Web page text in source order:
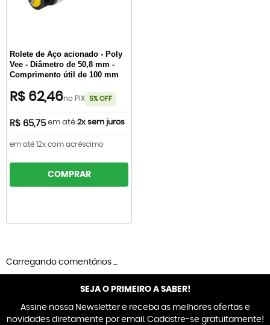
Rolete de Aço acionado - Poly
Vee - Diâmetro de 50,8 mm -
Comprimento útil de 100 mm
R$ 62,46no PIX 5% OFF
R$ 65,75 em até 2x sem juros
em até 12x com acréscimo
COMPRAR
Carregando comentários ...
SEJA O PRIMEIRO A SABER!
Assine nossa Newsletter e receba as melhores ofertas e
novidades diretamente por email. Cadastre-se gratuitamente!